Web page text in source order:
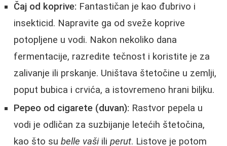
Čaj od koprive: Fantastičan je kao đubrivo i
insekticid. Napravite ga od sveže koprive
potopljene u vodi. Nakon nekoliko dana
fermentacije, razredite tečnost i koristite je za
zalivanje ili prskanje. Uništava štetočine u zemlji,
poput bubica i crvića, a istovremeno hrani biljku.
Pepeo od cigarete (duvan): Rastvor pepela u
vodi je odličan za suzbijanje letećih štetočina,
kao što su belle vašiili perut. Listove je potom